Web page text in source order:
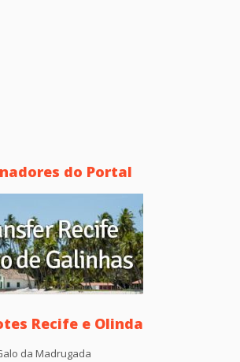
do Portal
Recife e Olinda
da Madrugada